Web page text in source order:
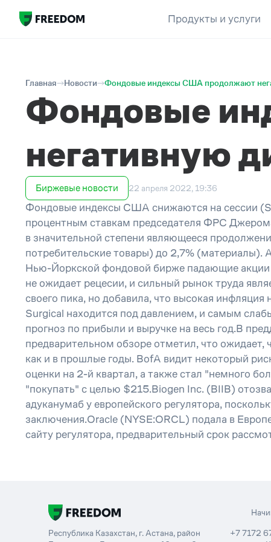
Продукты и услуги
Главная Новости Фондовые индексы США продолжают
Фондовые
негативную
Биржевые новости 22 апреля 2022, 19:36
Фондовые индексы США снижаются на сессии
процентным ставкам председателя ФРС
в значительной степени являющееся
потребительские товары) до 2,7% (материалы).
Нью-Йоркской фондовой бирже падающие
не ожидает рецесии, и сильный рынок труда
своего пика, но добавила, что высокая
Surgical находится под давлением, и самым
прогноз по прибыли и выручке на весь год.В
предварительном обзоре отметил, что
как и в прошлые годы. BofA видит некоторый
оценки на 2-й квартал, а также стал "немного
"покупать" с целью $215.Biogen Inc. (BIIB)
адуканумаб у европейского регулятора,
заключения.Oracle (NYSE:ORCL) подала в
сайту регулятора, предварительный срок
Республика Казахстан, г. Астана, район
+7 7172